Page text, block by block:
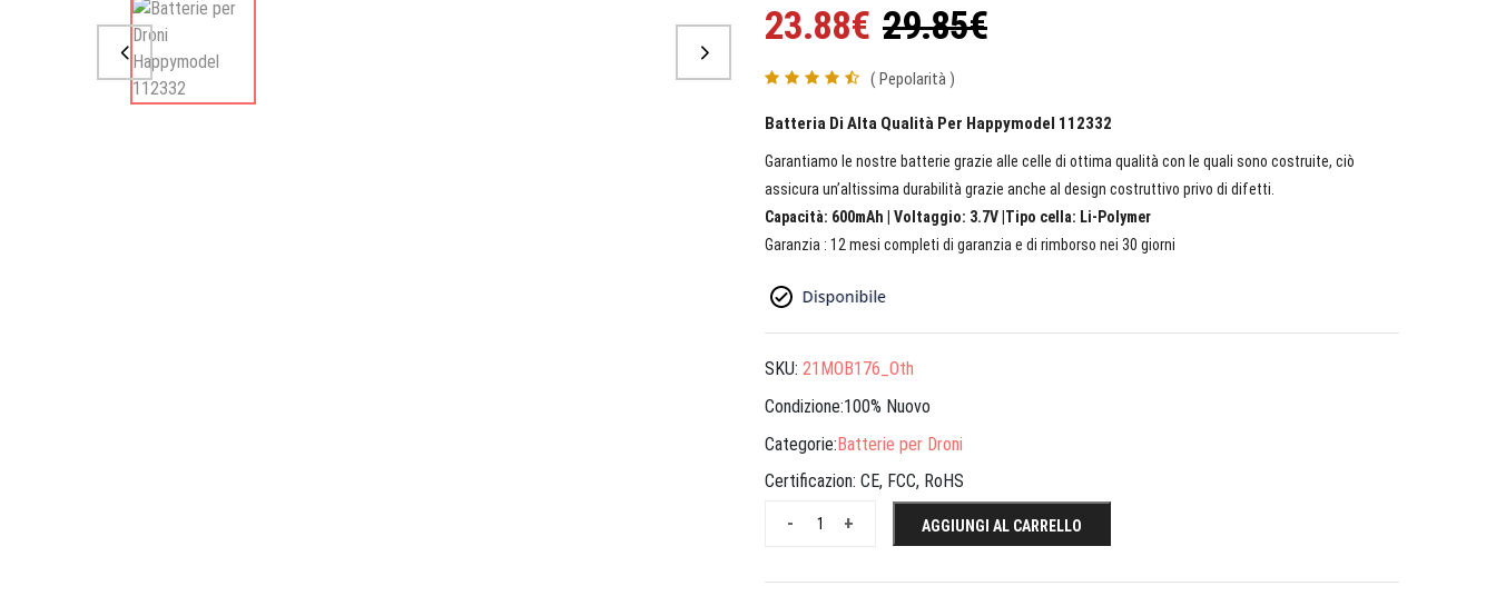
23.88€ 29.85€
( Pepolarità )
Batteria Di Alta Qualità Per Happymodel 112332
Garantiamo le nostre batterie grazie alle celle di ottima qualità con le quali sono costruite, ciò
assicura un’altissima durabilità grazie anche al design costruttivo privo di difetti.
Capacità: 600mAh | Voltaggio: 3.7V |Tipo cella: Li-Polymer
Garanzia : 12 mesi completi di garanzia e di rimborso nei 30 giorni
SKU: 21MOB176_Oth
Condizione:100% Nuovo
Categorie:Batterie per Droni
Certificazion: CE, FCC, RoHS
+
- AGGIUNGI AL CARRELLO